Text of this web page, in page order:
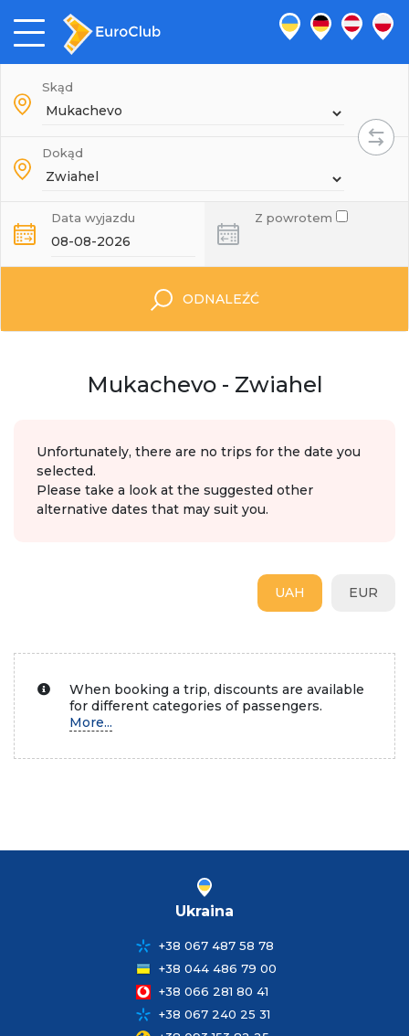
Skąd
Dokąd
Data wyjazdu Z powrotem
ODNALEŹĆ
Mukachevo - Zwiahel
Unfortunately, there are no trips for the date you
selected.
Please take a look at the suggested other
alternative dates that may suit you.
EUR
UAH
When booking a trip, discounts are available
for different categories of passengers.
More...
Ukraina
+38 067 487 58 78
+38 044 486 79 00
+38 066 281 80 41
+38 067 240 25 31